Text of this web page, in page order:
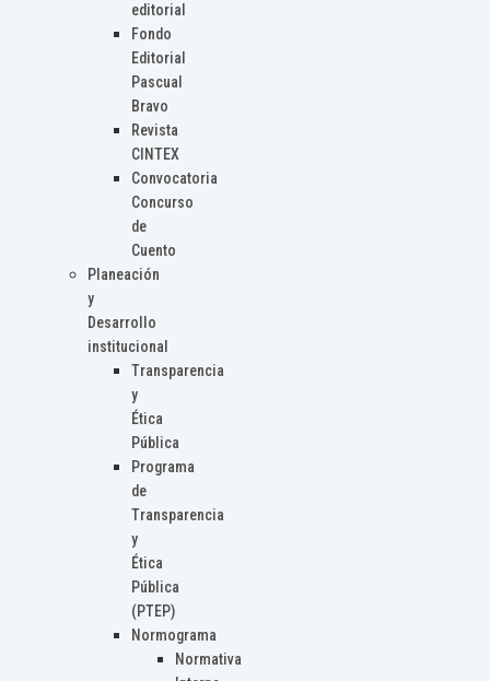
editorial
Fondo
Editorial
Pascual
Bravo
Revista
CINTEX
Convocatoria
Concurso
de
Cuento
Planeación
y
Desarrollo
institucional
Transparencia
y
Ética
Pública
Programa
de
Transparencia
y
Ética
Pública
(PTEP)
Normograma
Normativa